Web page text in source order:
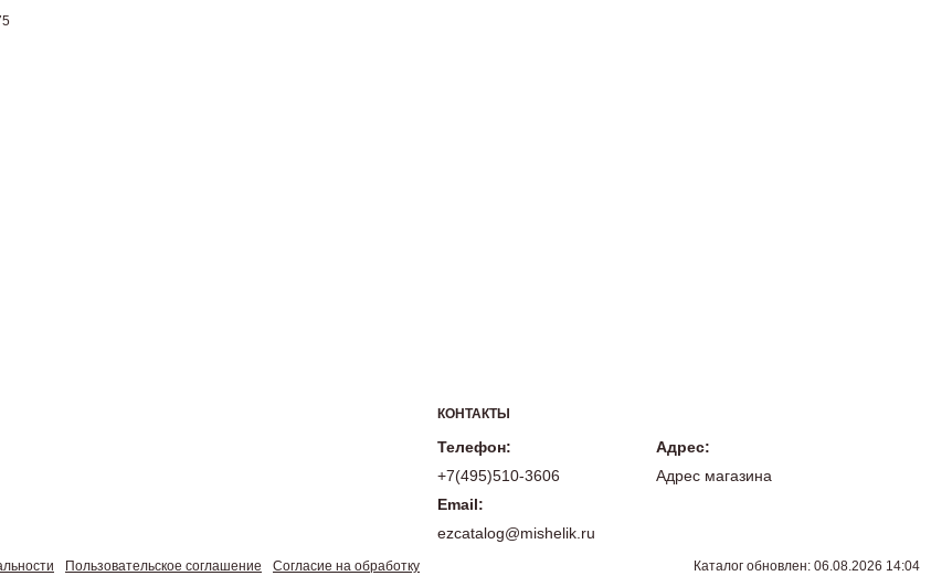
КОНТАКТЫ
Телефон:
+7(495)510-3606
Email:
ezcatalog@mishelik.ru
Адрес:
Адрес магазина
Пользовательское соглашение Согласие на обработку Каталог обновлен: 06.08.2026 14:04